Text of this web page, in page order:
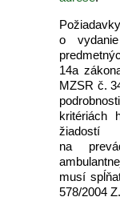
o
14a
MZSR č.
kritériách
na
musí
578/2004